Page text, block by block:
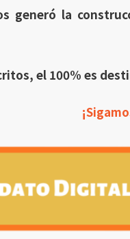
generó la
el 100% es